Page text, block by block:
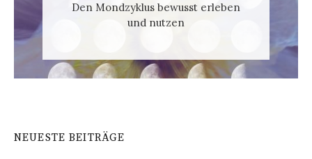
Den Mondzyklus bewusst erleben
und nutzen
NEUESTE BEITRÄGE